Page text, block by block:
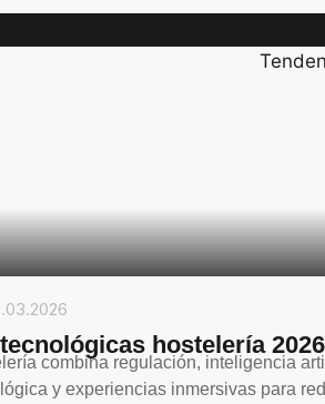
hostelería 2026
combina regulación, inteligencia
y experiencias inmersivas para